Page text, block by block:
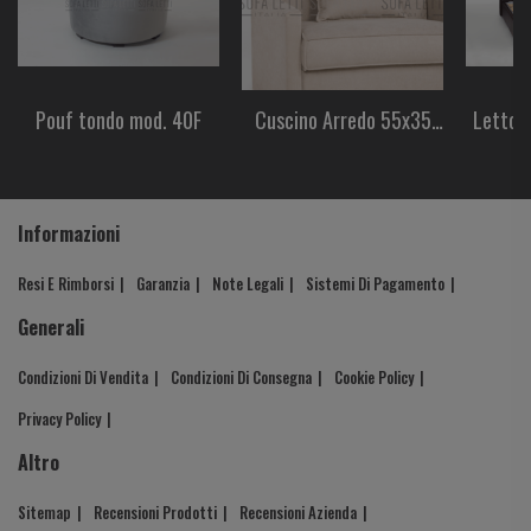
Pouf tondo mod. 40F
Cuscino Arredo 55x35
Letto
Informazioni
Resi E Rimborsi Garanzia Note Legali Sistemi Di Pagamento
Generali
Condizioni Di Vendita Condizioni Di Consegna
Cookie Policy
Privacy Policy
Altro
Sitemap Recensioni Prodotti Recensioni Azienda